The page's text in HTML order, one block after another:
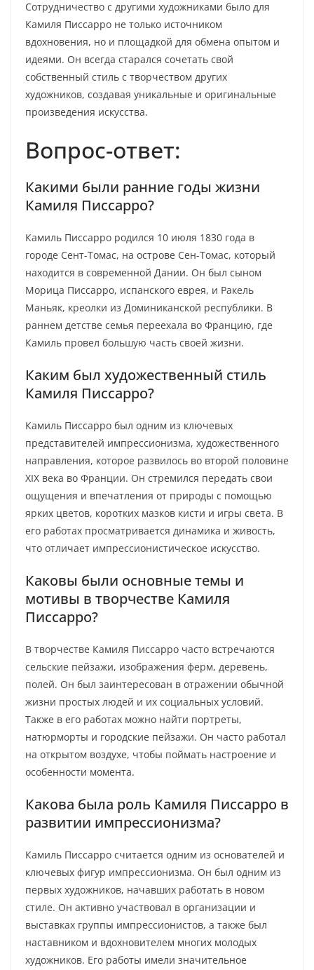
Сотрудничество с другими художниками было для
Камиля Писсарро не только источником
вдохновения, но и площадкой для обмена опытом и
идеями. Он всегда старался сочетать свой
собственный стиль с творчеством других
художников, создавая уникальные и оригинальные
произведения искусства.
Вопрос-ответ:
Какими были ранние годы жизни
Камиля Писсарро?
Камиль Писсарро родился 10 июля 1830 года в
городе Сент-Томас, на острове Сен-Томас, который
находится в современной Дании. Он был сыном
Морица Писсарро, испанского еврея, и Ракель
Маньяк, креолки из Доминиканской республики. В
раннем детстве семья переехала во Францию, где
Камиль провел большую часть своей жизни.
Каким был художественный стиль
Камиля Писсарро?
Камиль Писсарро был одним из ключевых
представителей импрессионизма, художественного
направления, которое развилось во второй половине
XIX века во Франции. Он стремился передать свои
ощущения и впечатления от природы с помощью
ярких цветов, коротких мазков кисти и игры света. В
его работах просматривается динамика и живость,
что отличает импрессионистическое искусство.
Каковы были основные темы и
мотивы в творчестве Камиля
Писсарро?
В творчестве Камиля Писсарро часто встречаются
сельские пейзажи, изображения ферм, деревень,
полей. Он был заинтересован в отражении обычной
жизни простых людей и их социальных условий.
Также в его работах можно найти портреты,
натюрморты и городские пейзажи. Он часто работал
на открытом воздухе, чтобы поймать настроение и
особенности момента.
Какова была роль Камиля Писсарро в
развитии импрессионизма?
Камиль Писсарро считается одним из основателей и
ключевых фигур импрессионизма. Он был одним из
первых художников, начавших работать в новом
стиле. Он активно участвовал в организации и
выставках группы импрессионистов, а также был
наставником и вдохновителем многих молодых
художников. Его работы имели значительное